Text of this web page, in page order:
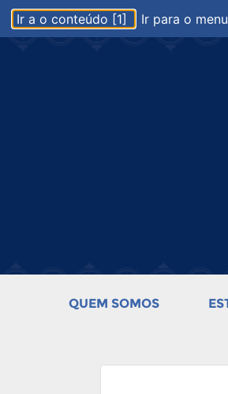
Ir a o conteúdo [1] Ir para o
QUEM SOMOS